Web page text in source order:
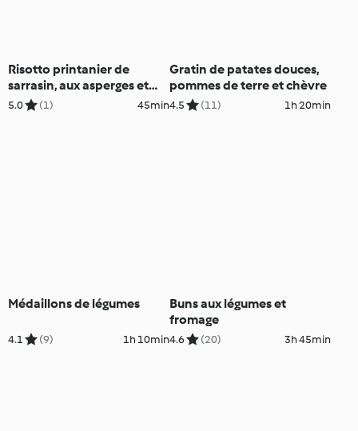
Risotto printanier de
sarrasin, aux asperges et
aux petits pois
5.0 (1) 45min
Gratin de patates douces,
pommes de terre et chèvre
4.5 (11) 1h 20min
Médaillons de légumes
4.1 (9) 1h 10min
Buns aux légumes et
fromage
4.6 (20) 3h 45min